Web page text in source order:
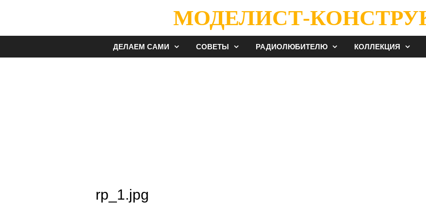
МОДЕЛИСТ-
ДЕЛАЕМ САМИ СОВЕТЫ РАДИОЛЮБИТЕЛЮ КОЛЛЕКЦИЯ
rp_1.jpg